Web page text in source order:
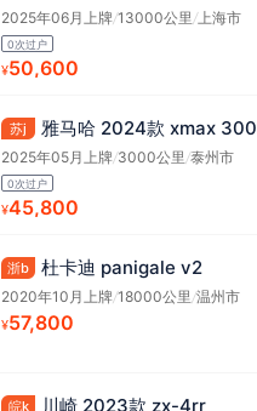
2025年06月上牌/13000公里 /上海市
0次过户
¥50,600
苏j 雅马哈 2024款 xmax 300
2025年05月上牌/3000公里 /泰州市
0次过户
¥45,800
浙b 杜卡迪 panigale v2
2020年10月上牌/18000公里 /温州市
¥57,800
皖k 川崎 2023款 zx-4rr